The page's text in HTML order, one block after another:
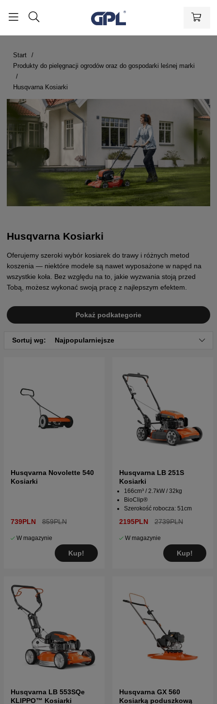
Start
Produkty do pielęgnacji ogrodów oraz do gospodarki leśnej marki
Husqvarna Kosiarki
Husqvarna Kosiarki
Oferujemy szeroki wybór kosiarek do trawy i różnych metod
koszenia — niektóre modele są nawet wyposażone w napęd na
wszystkie koła. Bez względu na to, jakie wyzwania stoją przed
Tobą, możesz wykonać swoją pracę z najlepszym efektem.
Pokaż podkategorie
Sortuj wg: Najpopularniejsze
Husqvarna Novolette 540
Kosiarki
739PLN 859PLN
W magazynie
Kup!
Husqvarna LB 251S
Kosiarki
166cm³ / 2.7kW / 32kg
BioClip®
Szerokość robocza: 51cm
2195PLN 2739PLN
W magazynie
Kup!
Husqvarna LB 553SQe
KLIPPO™ Kosiarki
Husqvarna GX 560
Kosiarką poduszkową